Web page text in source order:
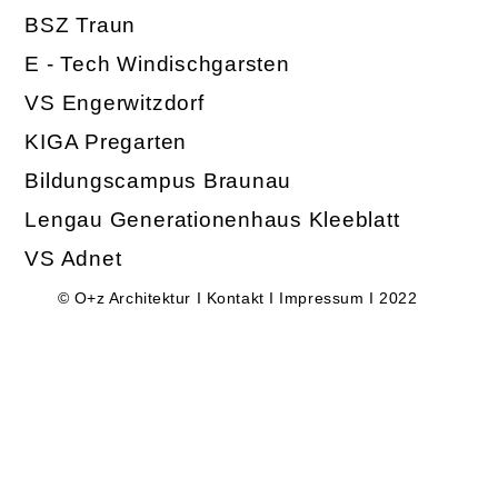
BSZ Traun
E - Tech Windischgarsten
VS Engerwitzdorf
KIGA Pregarten
Bildungscampus Braunau
Lengau Generationenhaus Kleeblatt
VS Adnet
© O+z Architektur Ι Kontakt Ι Impressum Ι 2022